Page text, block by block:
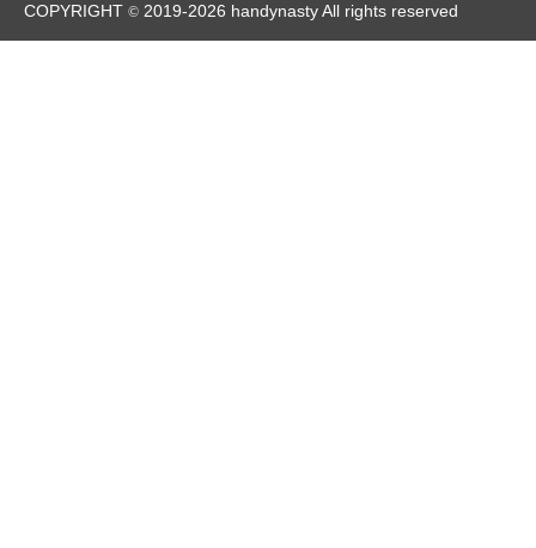
COPYRIGHT © 2019-2026 handynasty All rights reserved